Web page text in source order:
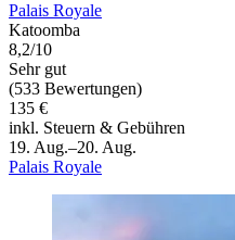
Palais Royale
Katoomba
8,2/10
Sehr gut
(533 Bewertungen)
135 €
inkl. Steuern & Gebühren
19. Aug.–20. Aug.
Palais Royale